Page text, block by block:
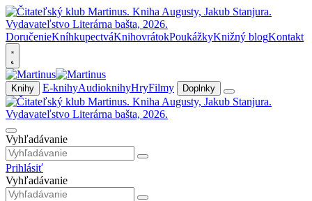
DoručenieKníhkupectváKnihovrátokPoukážkyKnižný blogKontakt
Knihy E-knihyAudioknihyHryFilmy Doplnky
Vyhľadávanie
Prihlásiť
Vyhľadávanie